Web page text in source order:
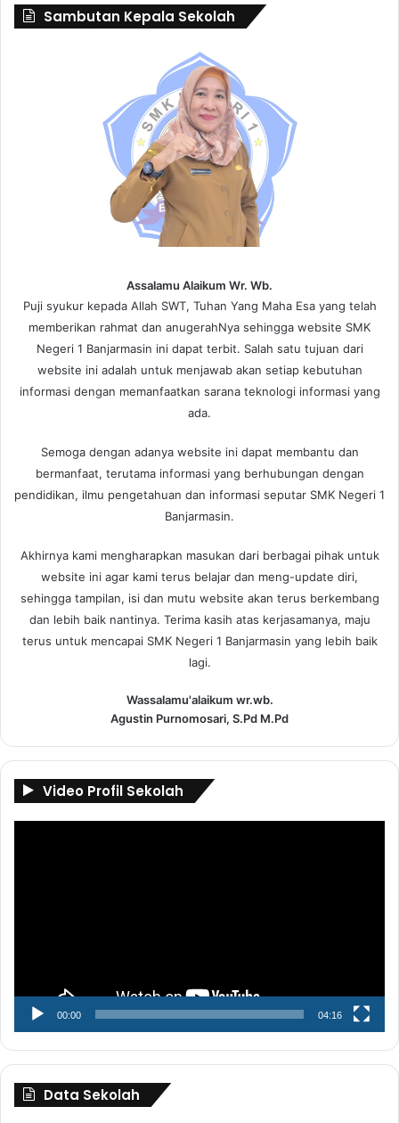
Sambutan Kepala Sekolah
Assalamu Alaikum Wr. Wb.
Puji syukur kepada Allah SWT, Tuhan Yang Maha Esa yang telah
memberikan rahmat dan anugerahNya sehingga website SMK
Negeri 1 Banjarmasin ini dapat terbit. Salah satu tujuan dari
website ini adalah untuk menjawab akan setiap kebutuhan
informasi dengan memanfaatkan sarana teknologi informasi yang
ada.
Semoga dengan adanya website ini dapat membantu dan
bermanfaat, terutama informasi yang berhubungan dengan
pendidikan, ilmu pengetahuan dan informasi seputar SMK Negeri 1
Banjarmasin.
Akhirnya kami mengharapkan masukan dari berbagai pihak untuk
website ini agar kami terus belajar dan meng-update diri,
sehingga tampilan, isi dan mutu website akan terus berkembang
dan lebih baik nantinya. Terima kasih atas kerjasamanya, maju
terus untuk mencapai SMK Negeri 1 Banjarmasin yang lebih baik
lagi.
Wassalamu'alaikum wr.wb.
Agustin Purnomosari, S.Pd M.Pd
Video Profil Sekolah
00:00 04:16
Data Sekolah